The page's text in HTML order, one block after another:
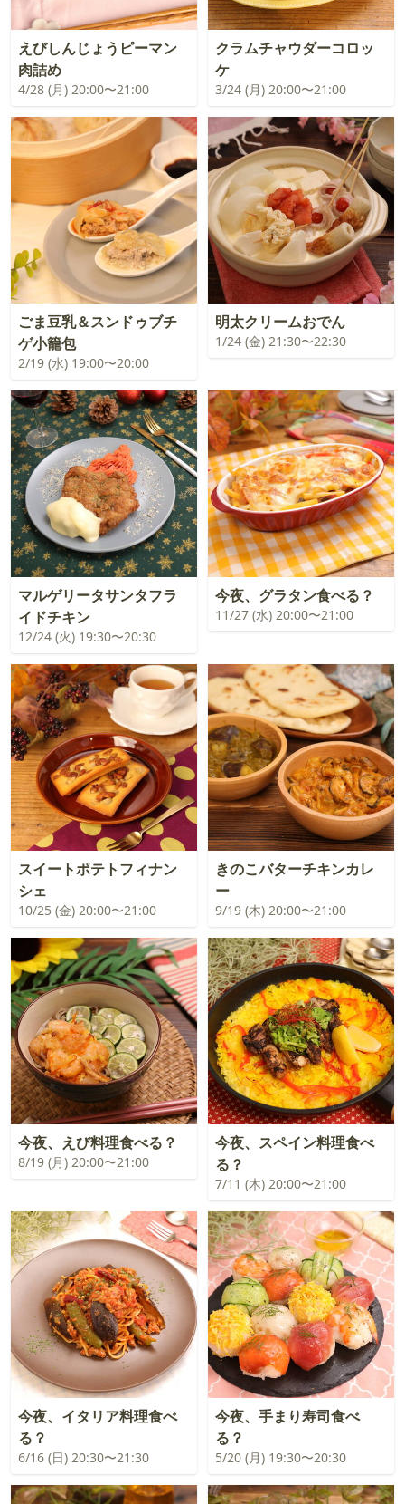
えびしんじょうピーマン
肉詰め
4/28 (月) 20:00〜21:00
クラムチャウダーコロッ
ケ
3/24 (月) 20:00〜21:00
ごま豆乳＆スンドゥブチ
ゲ小籠包
2/19 (水) 19:00〜20:00
明太クリームおでん
1/24 (金) 21:30〜22:30
マルゲリータサンタフラ
イドチキン
12/24 (火) 19:30〜20:30
今夜、グラタン食べる？
11/27 (水) 20:00〜21:00
スイートポテトフィナン
シェ
10/25 (金) 20:00〜21:00
きのこバターチキンカレ
ー
9/19 (木) 20:00〜21:00
今夜、えび料理食べる？
8/19 (月) 20:00〜21:00
今夜、スペイン料理食べ
る？
7/11 (木) 20:00〜21:00
今夜、イタリア料理食べ
る？
6/16 (日) 20:30〜21:30
今夜、手まり寿司食べ
る？
5/20 (月) 19:30〜20:30